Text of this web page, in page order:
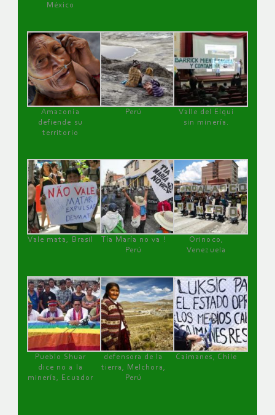
México
Amazonía
defiende su
territorio
Perú
Valle del Elqui
sin minería.
Vale mata, Brasil
Tía María no va !
Perú
Orinoco,
Venezuela
Pueblo Shuar
dice no a la
minería, Ecuador
defensora de la
tierra, Melchora,
Perú
Caimanes, Chile